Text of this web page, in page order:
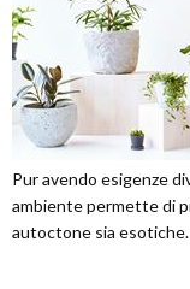
Pur avendo esigenze
ambiente permette di
autoctone sia esotiche.